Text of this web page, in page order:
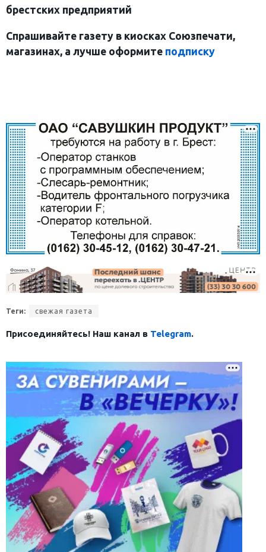
брестских предприятий
Спрашивайте газету в киосках Союзпечати,
магазинах, а лучше оформите подписку
Теги: свежая газета
Присоединяйтесь! Наш канал в Telegram.